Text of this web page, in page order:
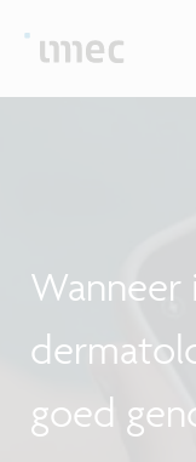
Wanneer
goed